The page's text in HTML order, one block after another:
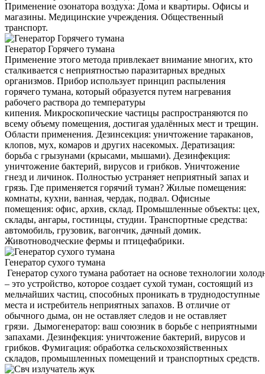
Применение озонатора воздуха: Дома и квартиры. Офисы и
магазины. Медицинские учреждения. Общественный
транспорт.
Генератор Горячего тумана
Применение этого метода привлекает внимание многих, кто
сталкивается с неприятностью паразитарных вредных
организмов. Прибор использует принцип распыления
горячего тумана, который образуется путем нагревания
рабочего раствора до температуры
кипения. Микроскопические частицы распространяются по
всему объему помещения, достигая удалённых мест и трещин.
Области применения. Дезинсекция: уничтожение тараканов,
клопов, мух, комаров и других насекомых. Дератизация:
борьба с грызунами (крысами, мышами). Дезинфекция:
уничтожение бактерий, вирусов и грибков. Уничтожение
гнезд и личинок. Полностью устраняет неприятный запах и
грязь. Где применяется горячий туман? Жилые помещения:
комнаты, кухни, ванная, чердак, подвал. Офисные
помещения: офис, архив, склад. Промышленные объекты: цех,
склады, ангары, гостинцы, студии. Транспортные средства:
автомобиль, грузовик, вагончик, дачный домик.
Животноводческие фермы и птицефабрики.
Генератор сухого тумана
Генератор сухого тумана работает на основе технологии
– это устройство, которое создает сухой туман, состоящий из
мельчайших частиц, способных проникать в труднодоступные
места и истребитель неприятных запахов. В отличие от
обычного дыма, он не оставляет следов и не оставляет
грязи. Дымогенератор: ваш союзник в борьбе с неприятными
запахами. Дезинфекция: уничтожение бактерий, вирусов и
грибков. Фумигация: обработка сельскохозяйственных
складов, промышленных помещений и транспортных средств.